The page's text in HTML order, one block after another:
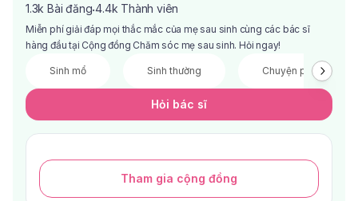
1.3k Bài đăng·4.4k Thành viên
Miễn phí giải đáp mọi thắc mắc của mẹ sau sinh cùng các bác sĩ
hàng đầu tại Cộng đồng Chăm sóc mẹ sau sinh. Hỏi ngay!
Sinh mổ Sinh thường Chuyện phòng the
Hỏi bác sĩ
Tham gia cộng đồng